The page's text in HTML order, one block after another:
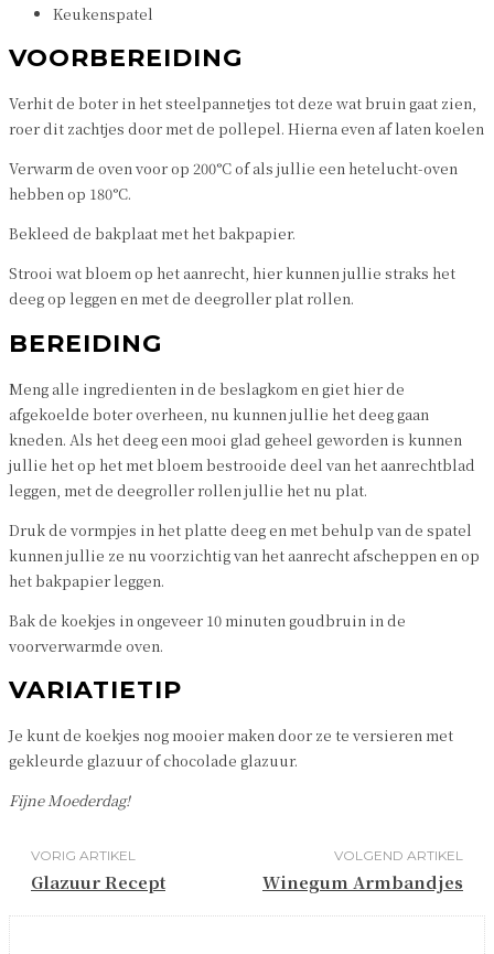
Keukenspatel
VOORBEREIDING
Verhit de boter in het steelpannetjes tot deze wat bruin gaat zien,
roer dit zachtjes door met de pollepel. Hierna even af laten koelen
Verwarm de oven voor op 200°C of als jullie een hetelucht-oven
hebben op 180°C.
Bekleed de bakplaat met het bakpapier.
Strooi wat bloem op het aanrecht, hier kunnen jullie straks het
deeg op leggen en met de deegroller plat rollen.
BEREIDING
Meng alle ingredienten in de beslagkom en giet hier de
afgekoelde boter overheen, nu kunnen jullie het deeg gaan
kneden. Als het deeg een mooi glad geheel geworden is kunnen
jullie het op het met bloem bestrooide deel van het aanrechtblad
leggen, met de deegroller rollen jullie het nu plat.
Druk de vormpjes in het platte deeg en met behulp van de spatel
kunnen jullie ze nu voorzichtig van het aanrecht afscheppen en op
het bakpapier leggen.
Bak de koekjes in ongeveer 10 minuten goudbruin in de
voorverwarmde oven.
VARIATIETIP
Je kunt de koekjes nog mooier maken door ze te versieren met
gekleurde glazuur of chocolade glazuur.
Fijne Moederdag!
VORIG ARTIKEL
Glazuur Recept
VOLGEND ARTIKEL
Winegum Armbandjes